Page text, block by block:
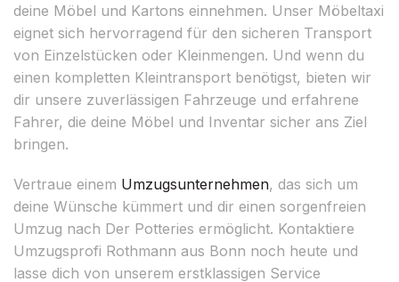
deine Möbel und Kartons einnehmen. Unser Möbeltaxi
eignet sich hervorragend für den sicheren Transport
von Einzelstücken oder Kleinmengen. Und wenn du
einen kompletten Kleintransport benötigst, bieten wir
dir unsere zuverlässigen Fahrzeuge und erfahrene
Fahrer, die deine Möbel und Inventar sicher ans Ziel
bringen.
Vertraue einem Umzugsunternehmen, das sich um
deine Wünsche kümmert und dir einen sorgenfreien
Umzug nach Der Potteries ermöglicht. Kontaktiere
Umzugsprofi Rothmann aus Bonn noch heute und
lasse dich von unserem erstklassigen Service